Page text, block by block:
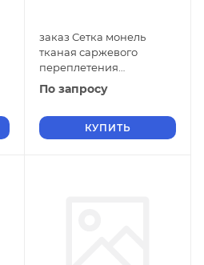
заказ Сетка монель
тканая саржевого
переплетения
двусторонняя
фильтровая 1х0,6 мм
ячейки
По запросу
КУПИТЬ